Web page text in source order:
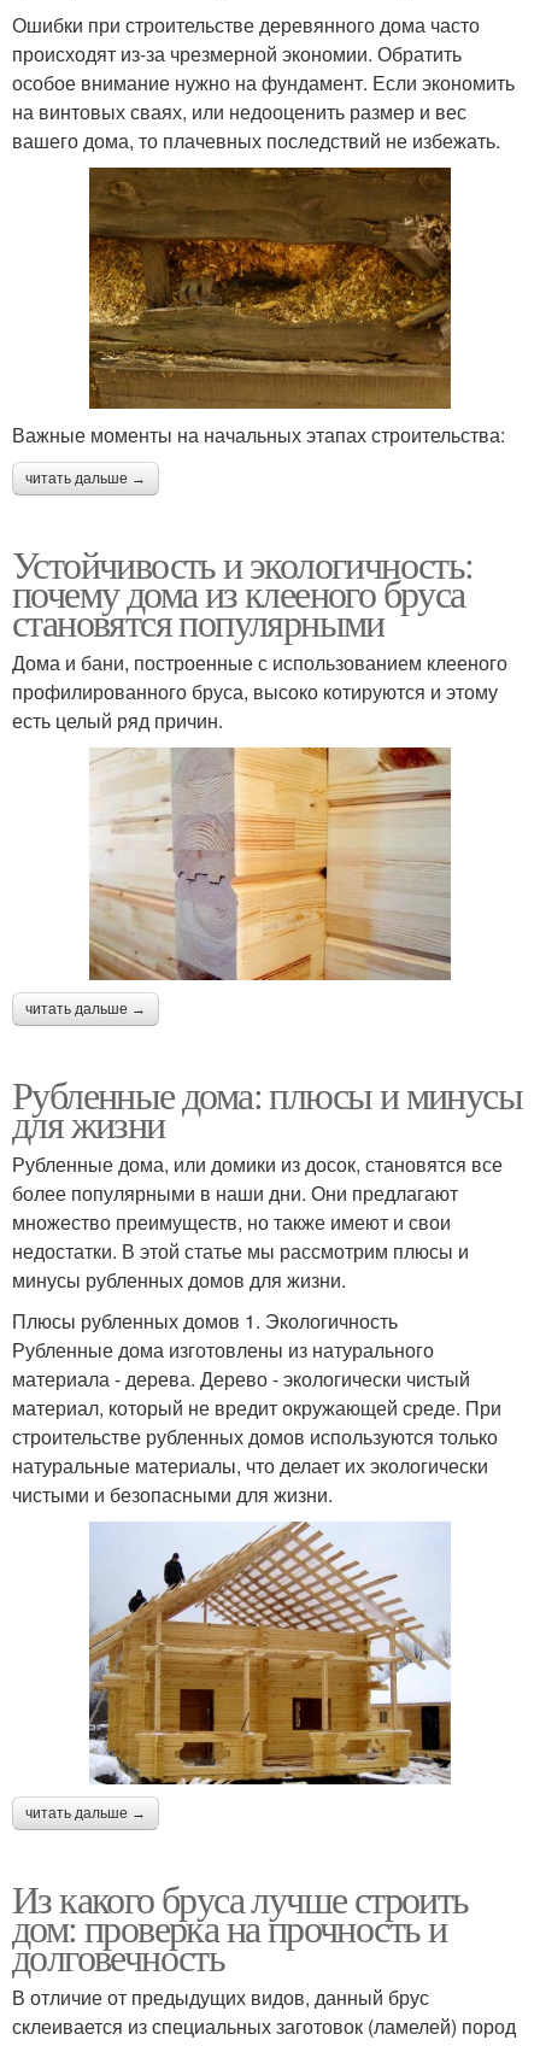
Ошибки при строительстве деревянного дома часто
происходят из-за чрезмерной экономии. Обратить
особое внимание нужно на фундамент. Если экономить
на винтовых сваях, или недооценить размер и вес
вашего дома, то плачевных последствий не избежать.
Важные моменты на начальных этапах строительства:
читать дальше →
Устойчивость и экологичность:
почему дома из клееного бруса
становятся популярными
Дома и бани, построенные с использованием клееного
профилированного бруса, высоко котируются и этому
есть целый ряд причин.
читать дальше →
Рубленные дома: плюсы и минусы
для жизни
Рубленные дома, или домики из досок, становятся все
более популярными в наши дни. Они предлагают
множество преимуществ, но также имеют и свои
недостатки. В этой статье мы рассмотрим плюсы и
минусы рубленных домов для жизни.
Плюсы рубленных домов 1. Экологичность
Рубленные дома изготовлены из натурального
материала - дерева. Дерево - экологически чистый
материал, который не вредит окружающей среде. При
строительстве рубленных домов используются только
натуральные материалы, что делает их экологически
чистыми и безопасными для жизни.
читать дальше →
Из какого бруса лучше строить
дом: проверка на прочность и
долговечность
В отличие от предыдущих видов, данный брус
склеивается из специальных заготовок (ламелей) пород